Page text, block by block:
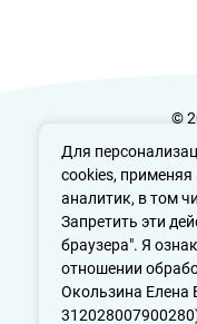
Для
cookies,
аналитик, в том
Запретить эти
браузера". Я
отношении
Окользина
©